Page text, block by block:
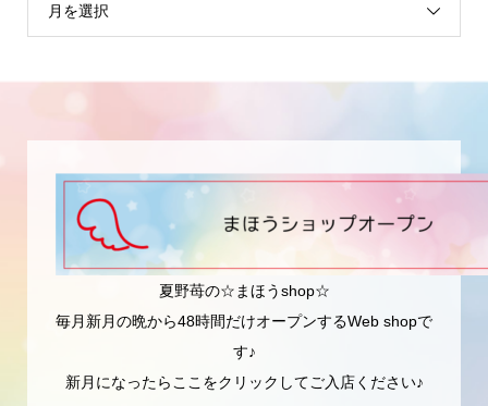
月を選択
夏野苺の☆まほうshop☆
毎月新月の晩から48時間だけオープンするWeb shopで
す♪
新月になったらここをクリックしてご入店ください♪